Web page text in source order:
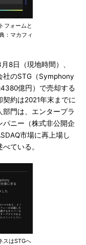
フォームと
：マカフィ
8日（現地時間）、
社のSTG（Symphony
億円）で売却する
約は2021年末までに
門は、エンタープラ
パニー（株式非公開企
市場に再上場し
ている。
スはSTGへ